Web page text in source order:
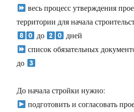
весь процесс утверждения
территории для начала
до
дней
список обязательных
до
До начала стройки нужно:
подготовить и согласовать